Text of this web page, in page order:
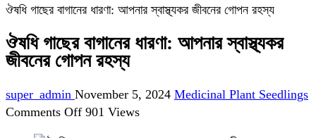
ঔষধি গাছের বাগানের ধারণা: আপনার স্বাস্থ্যকর জীবনের গোপন রহস্য
ঔষধি গাছের বাগানের ধারণা: আপনার স্বাস্থ্যকর
জীবনের গোপন রহস্য
super_admin November 5, 2024 Medicinal Plant Seedlings
Comments Offon
901 Views